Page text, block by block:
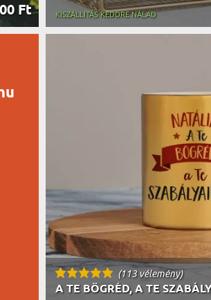
Ft KISZÁLLÍTÁS KEDDRE NÁLAD
(113 vélemény)
A TE BÖGRÉD, A TE